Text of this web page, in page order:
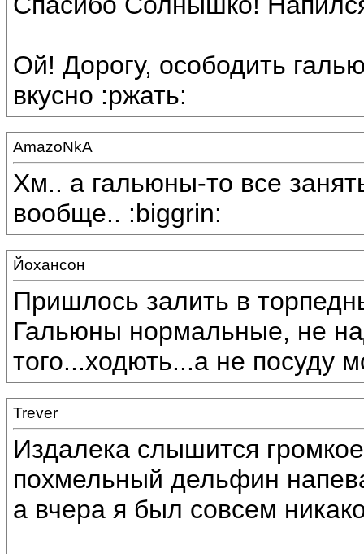
Ой! Дорогу, осободить
вкусно :ржать:
AmazoNkA
Хм.. а гальюны-то все
вообще.. :biggrin:
Йохансон
Пришлось залить в
Гальюны нормальные, не
того...ходють...а не посуду
Trever
Издалека слышится
похмельный дельфин
а вчера я был совсем